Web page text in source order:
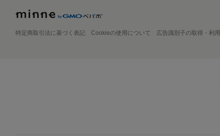
特定商取引法に基づく表記 Cookieの使用について 広告識別子の取得・利用